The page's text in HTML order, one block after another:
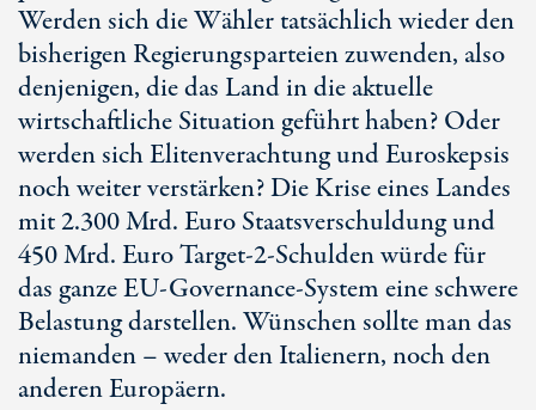
Werden sich die Wähler tatsächlich wieder den
bisherigen Regierungsparteien zuwenden, also
denjenigen, die das Land in die aktuelle
wirtschaftliche Situation geführt haben? Oder
werden sich Elitenverachtung und Euroskepsis
noch weiter verstärken? Die Krise eines Landes
mit 2.300 Mrd. Euro Staatsverschuldung und
450 Mrd. Euro Target-2-Schulden würde für
das ganze EU-Governance-System eine schwere
Belastung darstellen. Wünschen sollte man das
niemanden – weder den Italienern, noch den
anderen Europäern.